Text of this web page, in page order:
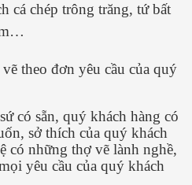
cá chép trông trăng, tứ bất
theo đơn yêu cầu của quý
có sẵn, quý khách hàng có
sở thích của quý khách
có những thợ vẽ lành nghề,
yêu cầu của quý khách